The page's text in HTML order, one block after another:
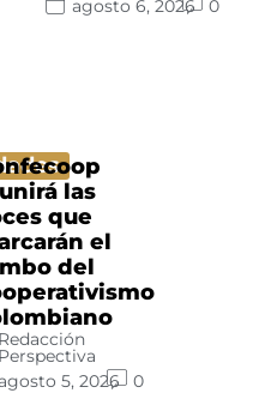
agosto 6, 2026
0
las
que
el
del
Redacción
Perspectiva
5, 2026
0